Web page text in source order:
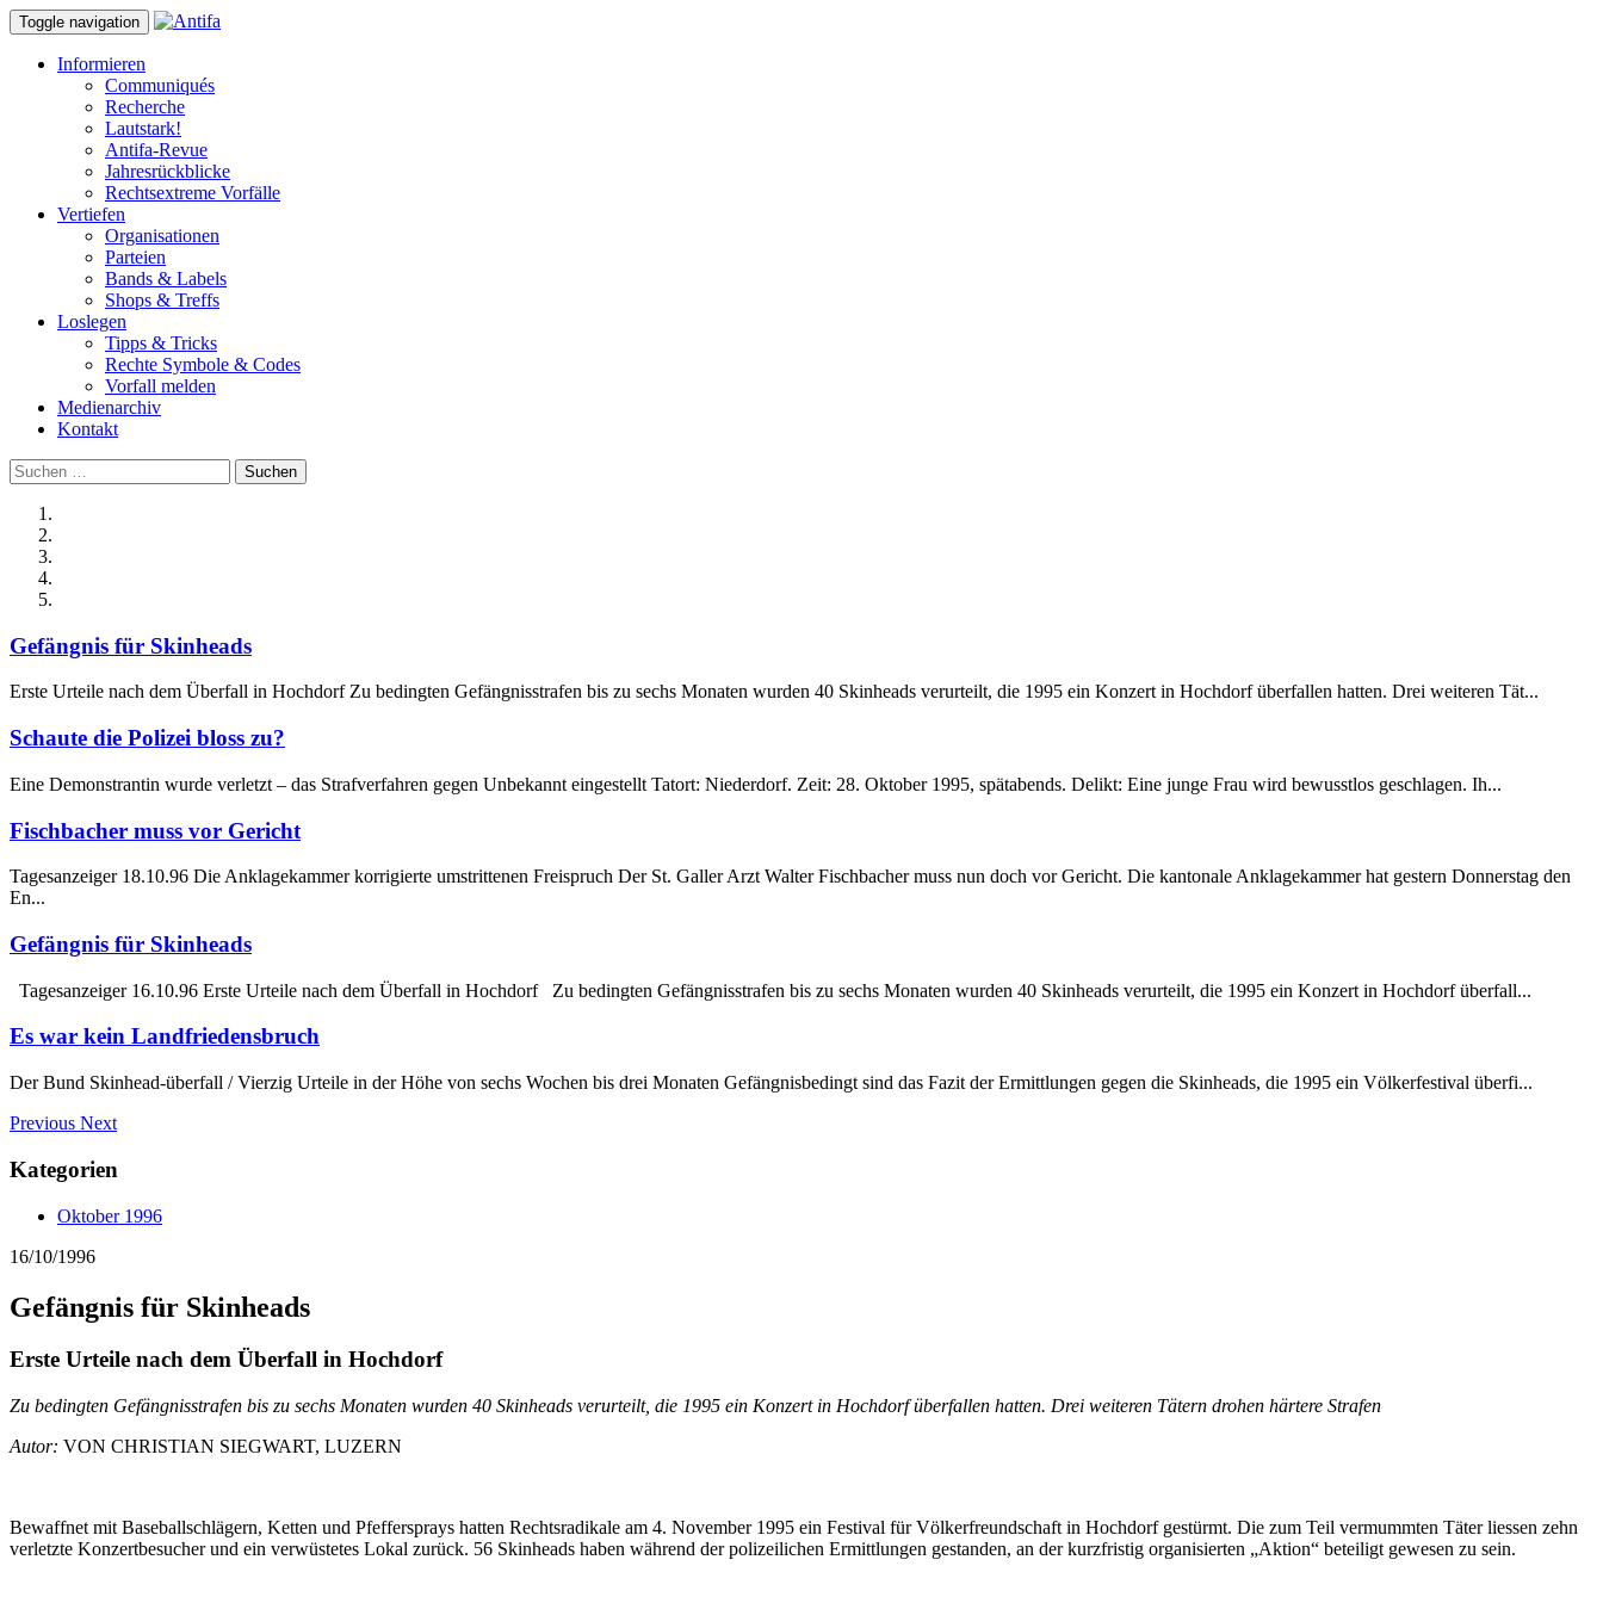
Toggle navigation
Informieren
Communiqués
Recherche
Lautstark!
Antifa-Revue
Jahresrückblicke
Rechtsextreme Vorfälle
Vertiefen
Organisationen
Parteien
Bands & Labels
Shops & Treffs
Loslegen
Tipps & Tricks
Rechte Symbole & Codes
Vorfall melden
Medienarchiv
Kontakt
Suchen
nach:
Gefängnis für Skinheads
Erste Urteile nach dem Überfall in Hochdorf Zu bedingten Gefängnisstrafen bis zu sechs Monaten wurden 40 Skinheads verurteilt, die 1995 ein Konzert in Hochdorf überfallen hatten. Drei weiteren Tät...
Schaute die Polizei bloss zu?
Eine Demonstrantin wurde verletzt – das Strafverfahren gegen Unbekannt eingestellt Tatort: Niederdorf. Zeit: 28. Oktober 1995, spätabends. Delikt: Eine junge Frau wird bewusstlos geschlagen. Ih...
Fischbacher muss vor Gericht
Tagesanzeiger 18.10.96 Die Anklagekammer korrigierte umstrittenen Freispruch Der St. Galler Arzt Walter Fischbacher muss nun doch vor Gericht. Die kantonale Anklagekammer hat gestern Donnerstag den
En...
Gefängnis für Skinheads
Tagesanzeiger 16.10.96 Erste Urteile nach dem Überfall in Hochdorf Zu bedingten Gefängnisstrafen bis zu sechs Monaten wurden 40 Skinheads verurteilt, die 1995 ein Konzert in Hochdorf überfall...
Es war kein Landfriedensbruch
Der Bund Skinhead-überfall / Vierzig Urteile in der Höhe von sechs Wochen bis drei Monaten Gefängnisbedingt sind das Fazit der Ermittlungen gegen die Skinheads, die 1995 ein Völkerfestival überfi...
Previous Next
Kategorien
Oktober 1996
16/10/1996
Gefängnis für Skinheads
Erste Urteile nach dem Überfall in Hochdorf
Zu bedingten Gefängnisstrafen bis zu sechs Monaten wurden 40 Skinheads verurteilt, die 1995 ein Konzert in Hochdorf überfallen hatten. Drei weiteren Tätern drohen härtere Strafen
Autor: VON CHRISTIAN SIEGWART, LUZERN
Bewaffnet mit Baseballschlägern, Ketten und Pfeffersprays hatten Rechtsradikale am 4. November 1995 ein Festival für Völkerfreundschaft in Hochdorf gestürmt. Die zum Teil vermummten Täter liessen zehn
verletzte Konzertbesucher und ein verwüstetes Lokal zurück. 56 Skinheads haben während der polizeilichen Ermittlungen gestanden, an der kurzfristig organisierten „Aktion“ beteiligt gewesen zu sein.